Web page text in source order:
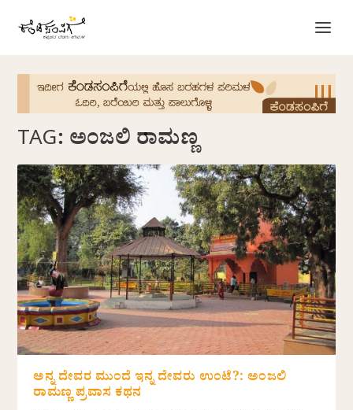
TAG: ಅಂಜಲಿ ರಾಮಣ್ಣ
ಅನ್ನ ದೇವರ ಮುಂದೆ ಇನ್ನ ದೇವರು ಉಂಟೆ?: ಅಂಜಲಿ
ರಾಮಣ್ಣ ಪ್ರವಾಸ ಕಥನ